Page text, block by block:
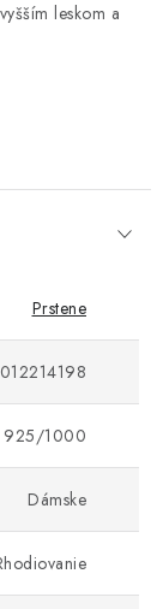
leskom a
Prstene
925/1000
Dámske